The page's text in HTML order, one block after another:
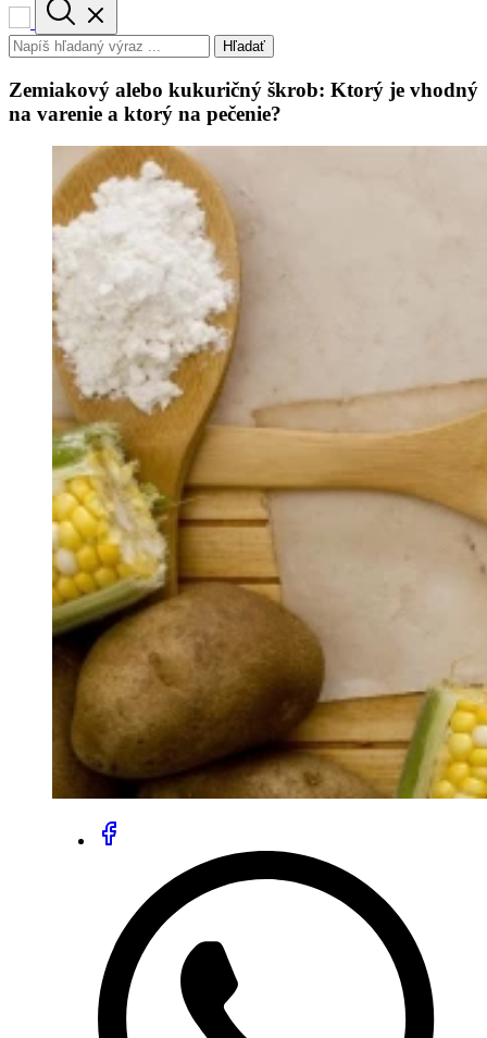
Hľadať
Zemiakový alebo kukuričný škrob: Ktorý je vhodný
na varenie a ktorý na pečenie?